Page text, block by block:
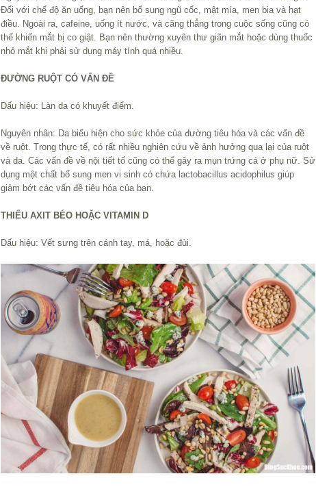
Đối với chế độ ăn uống, bạn nên bổ sung ngũ cốc, mật mía, men bia và hạt
điều. Ngoài ra, cafeine, uống ít nước, và căng thẳng trong cuộc sống cũng có
thể khiến mắt bị co giật. Bạn nên thường xuyên thư giãn mắt hoặc dùng thuốc
nhỏ mắt khi phải sử dụng máy tính quá nhiều.
ĐƯỜNG RUỘT CÓ VẤN ĐỀ
Dấu hiệu: Làn da có khuyết điểm.
Nguyên nhân: Da biểu hiện cho sức khỏe của đường tiêu hóa và các vấn đề
về ruột. Trong thực tế, có rất nhiều nghiên cứu về ảnh hưởng qua lại của ruột
và da. Các vấn đề về nội tiết tố cũng có thể gây ra mụn trứng cá ở phụ nữ. Sử
dụng một chất bổ sung men vi sinh có chứa lactobacillus acidophilus giúp
giảm bớt các vấn đề tiêu hóa của bạn.
THIẾU AXIT BÉO HOẶC VITAMIN D
Dấu hiệu: Vết sưng trên cánh tay, má, hoặc đùi.